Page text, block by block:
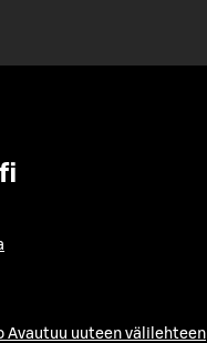
Avautuu uuteen välilehteen